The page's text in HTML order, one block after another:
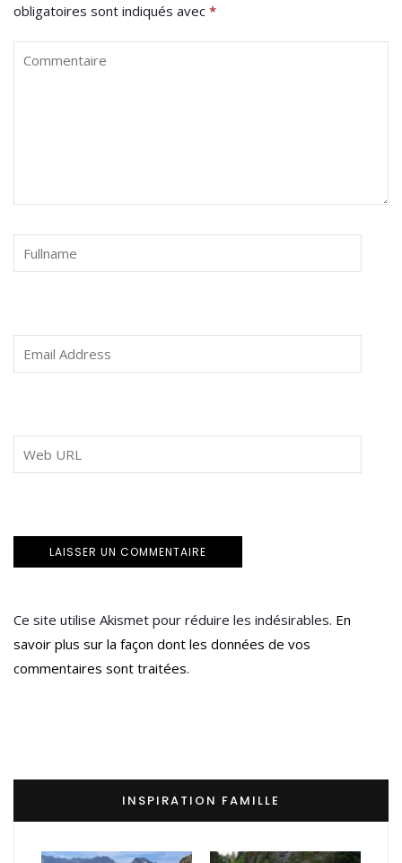
obligatoires sont indiqués avec *
Ce site utilise Akismet pour réduire les indésirables. En
savoir plus sur la façon dont les données de vos
commentaires sont traitées.
INSPIRATION FAMILLE